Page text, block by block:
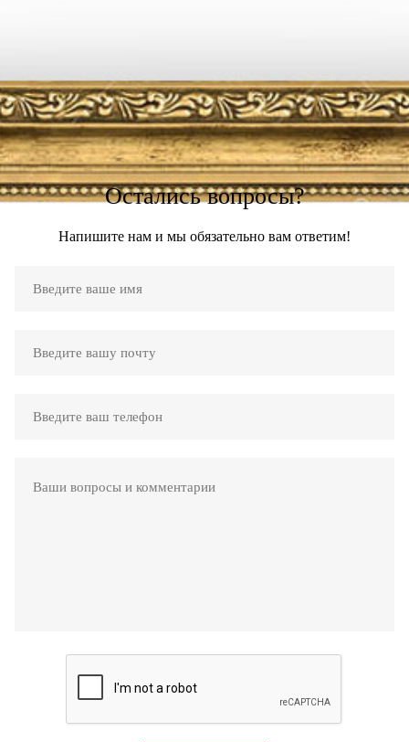
Остались вопросы?
Напишите нам и мы обязательно вам ответим!